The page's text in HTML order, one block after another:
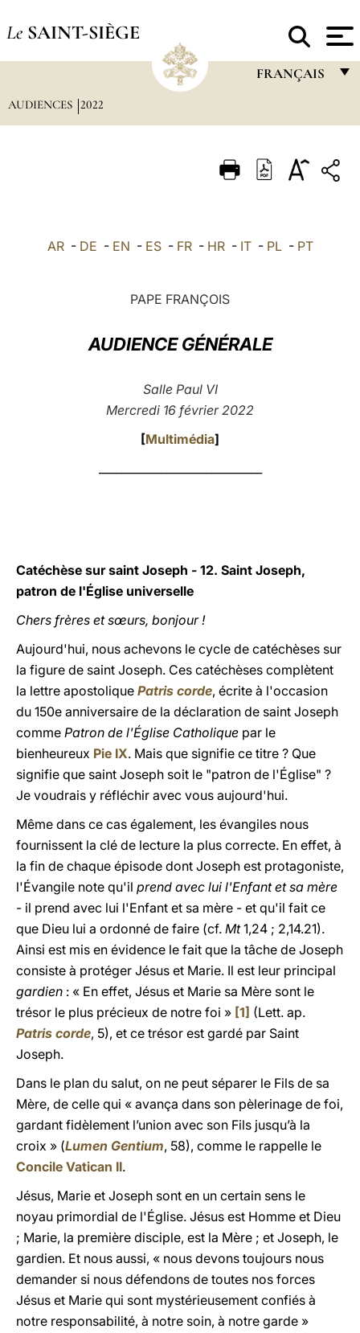
Le SAINT-SIÈGE
FRANÇAIS
ITALIANO
中文
AUDIENCES 2022
AR- DE - EN - ES- FR- HR- IT- PL- PT
PAPE FRANÇOIS
AUDIENCE GÉNÉRALE
Salle Paul VI
Mercredi 16 février 2022
[Multimédia]
Catéchèse sur saint Joseph - 12. Saint Joseph,
patron de l'Église universelle
Chers frères et sœurs, bonjour !
Aujourd'hui, nous achevons le cycle de catéchèses sur
la figure de saint Joseph. Ces catéchèses complètent
la lettre apostolique Patris corde, écrite à l'occasion
du 150e anniversaire de la déclaration de saint Joseph
comme Patron de l'Église Catholique par le
bienheureux Pie IX. Mais que signifie ce titre ? Que
signifie que saint Joseph soit le "patron de l'Église" ?
Je voudrais y réfléchir avec vous aujourd'hui.
Même dans ce cas également, les évangiles nous
fournissent la clé de lecture la plus correcte. En effet, à
la fin de chaque épisode dont Joseph est protagoniste,
l'Évangile note qu'il prend avec lui l'Enfant et sa mère
- il prend avec lui l'Enfant et sa mère - et qu'il fait ce
que Dieu lui a ordonné de faire (cf. Mt1,24 ; 2,14.21).
Ainsi est mis en évidence le fait que la tâche de Joseph
consiste à protéger Jésus et Marie. Il est leur principal
gardien : « En effet, Jésus et Marie sa Mère sont le
trésor le plus précieux de notre foi » [1] (Lett. ap.
Patris corde, 5), et ce trésor est gardé par Saint
Joseph.
Dans le plan du salut, on ne peut séparer le Fils de sa
Mère, de celle qui « avança dans son pèlerinage de foi,
gardant fidèlement l’union avec son Fils jusqu’à la
croix » (Lumen Gentium, 58), comme le rappelle le
Concile Vatican II.
Jésus, Marie et Joseph sont en un certain sens le
noyau primordial de l'Église. Jésus est Homme et Dieu
; Marie, la première disciple, est la Mère ; et Joseph, le
gardien. Et nous aussi, « nous devons toujours nous
demander si nous défendons de toutes nos forces
Jésus et Marie qui sont mystérieusement confiés à
notre responsabilité, à notre soin, à notre garde »